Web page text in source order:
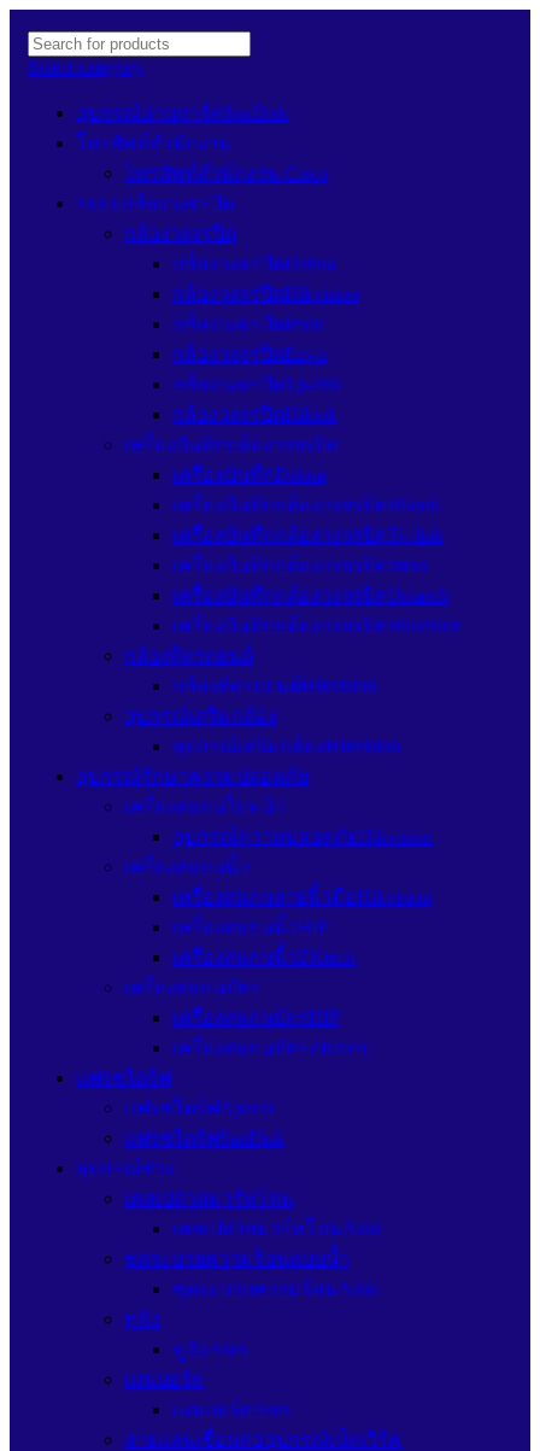
Select category
อุปกรณ์อ่านการ์ดSanDisk
โทรศัพท์สำนักงาน
โทรศัพท์สำนักงาน Cisco
ระบบกล้องวงจรปิด
กล้องวงจรปิด
กล้องวงจรปิดDahua
กล้องวงจรปิดHikvision
กล้องวงจรปิดImou
กล้องวงจรปิดEzviz
กล้องวงจรปิดTp-link
กล้องวงจรปิดHilook
เครื่องบันทึกกล้องวงจรปิด
เครื่องบันทึกDahua
เครื่องบันทึกกล้องวงจรปิดHilook
เครื่องบันทึกกล้องวงจรปิดTp-link
เครื่องบันทึกกล้องวงจรปิดImou
เครื่องบันทึกกล้องวงจรปิดUniarch
เครื่องบันทึกกล้องวงจรปิดHikvision
กล้องติดรถยนต์
กล้องติดรถยนต์Hikvision
อุปกรณ์เสริมกล้อง
อุปกรณ์เสริมกล้องHikvision
อุปกรณ์รักษาความปลอดภัย
เครื่องสแกนใบหน้า
อุปกรณ์ความปลอดภัยHikvision
เครื่องสแกนนิ้ว
เครื่องสแกนลายนิ้วมือHikvision
เครื่องสแกนนิ้วHIP
เครื่องสแกนนิ้วZKteco
เครื่องสแกนบัตร
เครื่องสแกนบัตรHIP
เครื่องสแกนบัตรZKteco
แฟรชไดร์ฟ
แฟรชไดร์ฟApacer
แฟรชไดร์ฟSanDisk
อุปกรณ์ช่าง
เคสเปล่าสมาร์ทโฟน
เคสเปล่าสมาร์ทโฟนAsus
ชุดระบายความร้อนแบบน้ำ
ชุดระบายความร้อนAsus
หูฟัง
หูฟังAsus
เมนบอร์ด
เมนบอร์ดAsus
สายแลนเชื่อมต่ออุปกรณ์เน็ตเวิร์ค